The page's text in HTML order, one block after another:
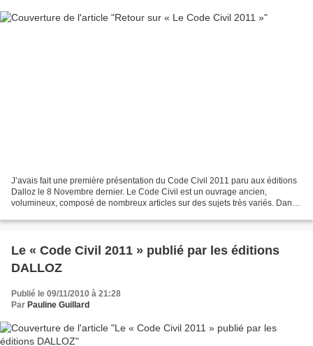
J’avais fait une première présentation du Code Civil 2011 paru aux éditions
Dalloz le 8 Novembre dernier. Le Code Civil est un ouvrage ancien,
volumineux, composé de nombreux articles sur des sujets très variés. Dans
Le « Code Civil 2011 » publié par les éditions
DALLOZ
Publié le 09/11/2010 à 21:28
Par Pauline Guillard